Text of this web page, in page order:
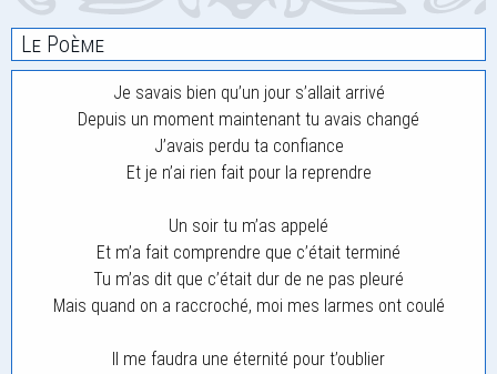
Le Poème
Je savais bien qu’un jour s’allait arrivé
Depuis un moment maintenant tu avais changé
J’avais perdu ta confiance
Et je n’ai rien fait pour la reprendre
Un soir tu m’as appelé
Et m’a fait comprendre que c’était terminé
Tu m’as dit que c’était dur de ne pas pleuré
Mais quand on a raccroché, moi mes larmes ont coulé
Il me faudra une éternité pour t’oublier